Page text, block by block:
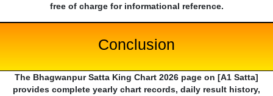
free of charge for informational reference.
Conclusion
The Bhagwanpur Satta King Chart 2026 page on [A1 Satta]
provides complete yearly chart records, daily result history,